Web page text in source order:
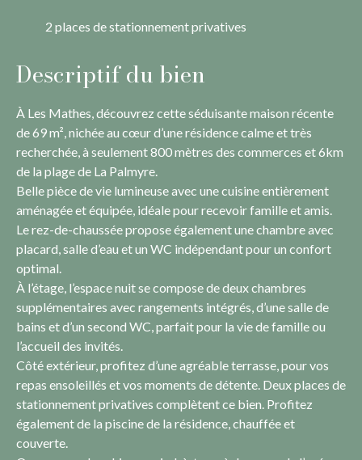
2 places de stationnement privatives
Descriptif du bien
À Les Mathes, découvrez cette séduisante maison récente
de 69 m², nichée au cœur d’une résidence calme et très
recherchée, à seulement 800 mètres des commerces et 6km
de la plage de La Palmyre.
Belle pièce de vie lumineuse avec une cuisine entièrement
aménagée et équipée, idéale pour recevoir famille et amis.
Le rez-de-chaussée propose également une chambre avec
placard, salle d’eau et un WC indépendant pour un confort
optimal.
À l’étage, l’espace nuit se compose de deux chambres
supplémentaires avec rangements intégrés, d’une salle de
bains et d’un second WC, parfait pour la vie de famille ou
l’accueil des invités.
Côté extérieur, profitez d’une agréable terrasse, pour vos
repas ensoleillés et vos moments de détente. Deux places de
stationnement privatives complètent ce bien. Profitez
également de la piscine de la résidence, chauffée et
couverte.